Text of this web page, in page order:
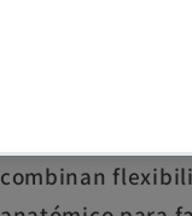
alzado
de tu bebé con
combinan